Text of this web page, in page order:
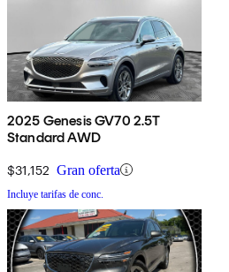
2025 Genesis GV70 2.5T
Standard AWD
$31,152 Gran oferta
Incluye tarifas de conc.